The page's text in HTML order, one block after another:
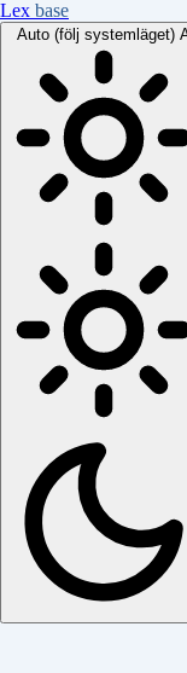
Lex base
Auto (följ systemläget)